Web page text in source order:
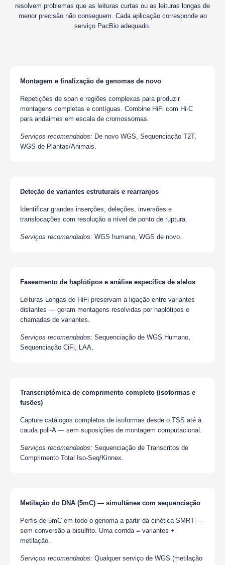
resolvem problemas que as leituras curtas ou as leituras longas de
menor precisão não conseguem. Cada aplicação corresponde ao
serviço PacBio adequado.
Montagem e finalização de genomas de novo
Repetições de span e regiões complexas para produzir
montagens completas e contíguas. Combine HiFi com Hi-C
para andaimes em escala de cromossomas.
Serviços recomendados: De novo WGS, Sequenciação T2T,
WGS de Plantas/Animais.
Deteção de variantes estruturais e rearranjos
Identificar grandes inserções, deleções, inversões e
translocações com resolução a nível de ponto de ruptura.
Serviços recomendados: WGS humano, WGS de novo.
Faseamento de haplótipos e análise específica de alelos
Leituras Longas de HiFi preservam a ligação entre variantes
distantes — geram montagens resolvidas por haplótipos e
chamadas de variantes.
Serviços recomendados: Sequenciação de WGS Humano,
Sequenciação CiFi, LAA.
Transcriptómica de comprimento completo (isoformas e
fusões)
Capture catálogos completos de isoformas desde o TSS até à
cauda poli-A — sem suposições de montagem computacional.
Serviços recomendados: Sequenciação de Transcritos de
Comprimento Total Iso-Seq/Kinnex.
Metilação do DNA (5mC) — simultânea com sequenciação
Perfis de 5mC em todo o genoma a partir da cinética SMRT —
sem conversão a bisulfito. Uma corrida = variantes +
metilação.
Serviços recomendados: Qualquer serviço de WGS (metilação